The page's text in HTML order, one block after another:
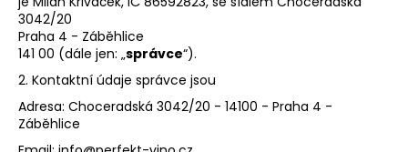
3042/20
Praha 4 - Záběhlice
141 00 (dále jen: „správce“).
2. Kontaktní údaje správce jsou
Adresa: Choceradská 3042/20 - 14100 - Praha 4 -
Záběhlice
b
u
j
e
t
e